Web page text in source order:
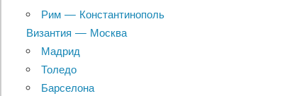
Рим — Константинополь
Византия — Москва
Мадрид
Толедо
Барселона